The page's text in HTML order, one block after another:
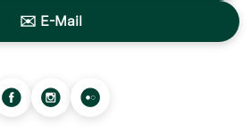
✉️ E-Mail